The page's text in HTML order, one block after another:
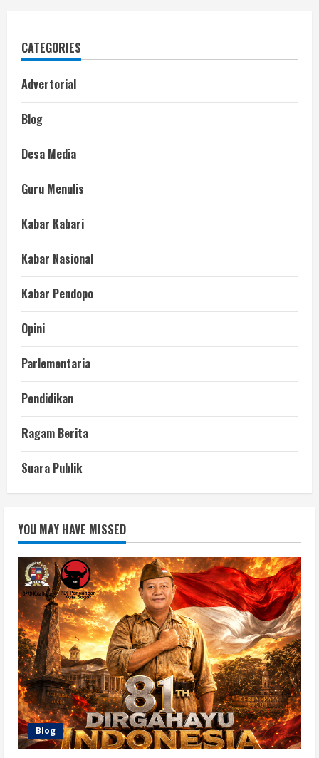
CATEGORIES
Advertorial
Blog
Desa Media
Guru Menulis
Kabar Kabari
Kabar Nasional
Kabar Pendopo
Opini
Parlementaria
Pendidikan
Ragam Berita
Suara Publik
YOU MAY HAVE MISSED
Blog